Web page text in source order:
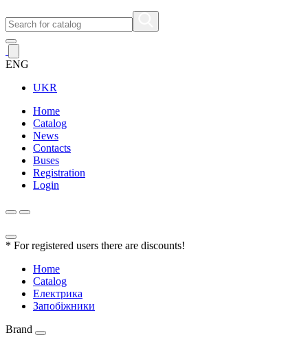
ENG
UKR
Home
Catalog
News
Contacts
Buses
Registration
Login
* For registered users there are discounts!
Home
Catalog
Електрика
Запобіжники
Brand